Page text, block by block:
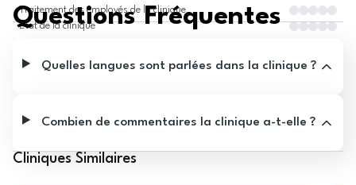
Traitement des employés de la clinique
État de la clinique
Questions Fréquentes
Quelles langues sont parlées dans la clinique ?
Combien de commentaires la clinique a-t-elle ?
Cliniques Similaires